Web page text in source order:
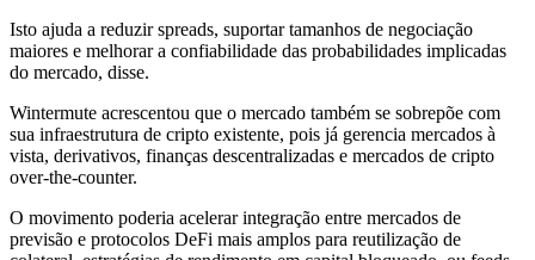
Isto ajuda a reduzir spreads, suportar tamanhos de negociação
maiores e melhorar a confiabilidade das probabilidades implicadas
do mercado, disse.
Wintermute acrescentou que o mercado também se sobrepõe com
sua infraestrutura de cripto existente, pois já gerencia mercados à
vista, derivativos, finanças descentralizadas e mercados de cripto
over-the-counter.
O movimento poderia acelerar integração entre mercados de
previsão e protocolos DeFi mais amplos para reutilização de